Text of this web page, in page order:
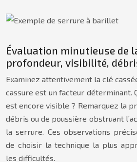
Évaluation minutieuse de
profondeur, visibilité,
Examinez attentivement la clé
cassure est un facteur déterminant.
est encore visible ? Remarquez la
débris ou de poussière obstruant
la serrure. Ces observations
de choisir la technique la plus
les difficultés.